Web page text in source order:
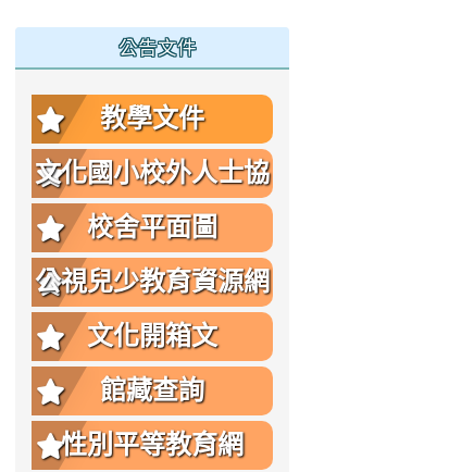
公告文件
教學文件
文化國小校外人士協
助教學或活動要點
校舍平面圖
公視兒少教育資源網
文化開箱文
館藏查詢
性別平等教育網